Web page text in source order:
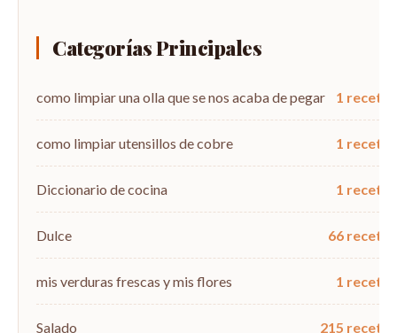
Categorías Principales
como limpiar una olla que se nos acaba de pegar 1 recetas
como limpiar utensillos de cobre 1 recetas
Diccionario de cocina 1 recetas
Dulce 66 recetas
mis verduras frescas y mis flores 1 recetas
Salado 215 recetas